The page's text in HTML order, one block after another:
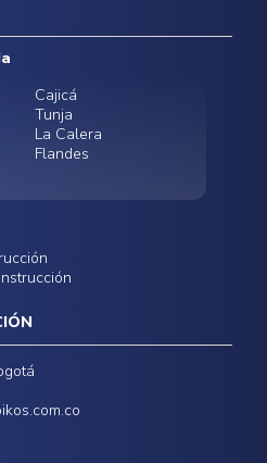
Cajicá
Tunja
La Calera
Flandes
Infinitum Zentral
Centro Comercial